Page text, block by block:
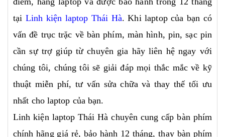
tại Linh kiện laptop Thái Hà. Khi laptop của bạn có
vấn đề trục trặc về bàn phím, màn hình, pin, sạc pin
cần sự trợ giúp từ chuyên gia hãy liên hệ ngay với
chúng tôi, chúng tôi sẽ giải đáp mọi thắc mắc về kỹ
thuật miễn phí, tư vấn sửa chữa và thay thế tối ưu
nhất cho laptop của bạn.
Linh kiện laptop Thái Hà chuyên cung cấp bàn phím
chính hãng giá rẻ, bảo hành 12 tháng, thay bàn phím